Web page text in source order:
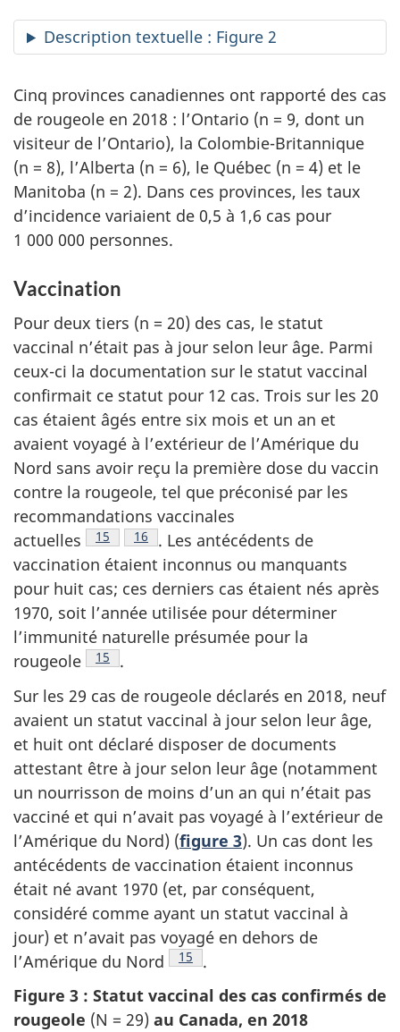
Description textuelle : Figure 2
Cinq provinces canadiennes ont rapporté des cas
de rougeole en 2018 : l’Ontario (n = 9, dont un
visiteur de l’Ontario), la Colombie-Britannique
(n = 8), l’Alberta (n = 6), le Québec (n = 4) et le
Manitoba (n = 2). Dans ces provinces, les taux
d’incidence variaient de 0,5 à 1,6 cas pour
1 000 000 personnes.
Vaccination
Pour deux tiers (n = 20) des cas, le statut
vaccinal n’était pas à jour selon leur âge. Parmi
ceux-ci la documentation sur le statut vaccinal
confirmait ce statut pour 12 cas. Trois sur les 20
cas étaient âgés entre six mois et un an et
avaient voyagé à l’extérieur de l’Amérique du
Nord sans avoir reçu la première dose du vaccin
contre la rougeole, tel que préconisé par les
recommandations vaccinales
actuelles
Note de bas de page
15 Note de bas de page
16 . Les antécédents de
vaccination étaient inconnus ou manquants
pour huit cas; ces derniers cas étaient nés après
1970, soit l’année utilisée pour déterminer
l’immunité naturelle présumée pour la
rougeole
Note de bas de page
15
.
Sur les 29 cas de rougeole déclarés en 2018, neuf
avaient un statut vaccinal à jour selon leur âge,
et huit ont déclaré disposer de documents
attestant être à jour selon leur âge (notamment
un nourrisson de moins d’un an qui n’était pas
vacciné et qui n’avait pas voyagé à l’extérieur de
l’Amérique du Nord) (figure 3). Un cas dont les
antécédents de vaccination étaient inconnus
était né avant 1970 (et, par conséquent,
considéré comme ayant un statut vaccinal à
jour) et n’avait pas voyagé en dehors de
l’Amérique du Nord Note de bas de page
15
.
Figure 3 : Statut vaccinal des cas confirmés de
rougeole (N = 29) au Canada, en 2018